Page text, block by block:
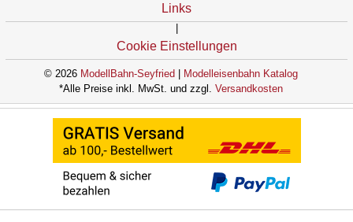
Links
Cookie Einstellungen
© 2026 ModellBahn-Seyfried
Modelleisenbahn Katalog
*Alle Preise inkl. MwSt. und zzgl. Versandkosten